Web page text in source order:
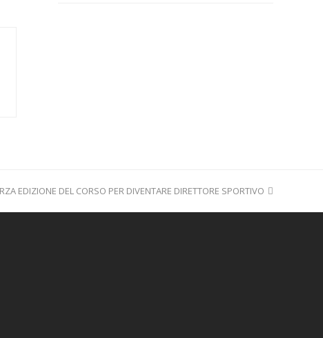
EDIZIONE DEL CORSO PER DIVENTARE DIRETTORE SPORTIVO